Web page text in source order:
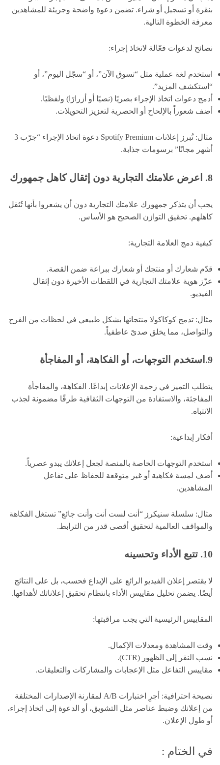
بنقرة أو تسجيل أو شراء. تضمن دعوة واضحة وجريئة للمشاهدين
معرفة الخطوة التالية.
نصائح لدعوات فعّالة لاتخاذ إجراء:
استخدم لغة عملية مثل “تسوق الآن”، أو “سجّل اليوم”، أو
“استكشف المزيد”.
أدمج دعوات اتخاذ الإجراء بصريًا (نصيًا أو أزرارًا) ولفظيًا.
أضف شعوراً بالإلحاح أو الحصرية لتعزيز التحويلات.
مثال: تُبرز إعلانات Spotify Premium دعوة اتخاذ الإجراء “جرّب 3
أشهر مجانًا” برسومات جذابة.
8. اعرض علامتك التجارية دون إثقال كاهل جمهورك
يجب أن يتذكر جمهورك علامتك التجارية دون أن يشعروا بأنها تُثقل
كاهلهم. تحقيق التوازن الصحيح هو الأساس.
كيفية دمج العلامة التجارية:
قدّم شعارك أو منتجك أو شعارك ببراعة ضمن القصة.
عزّز هوية علامتك التجارية في اللقطات الأخيرة دون إثقال
الفيديو.
مثال: تدمج كوكاكولا منتجاتها بشكل طبيعي في لحظات من الفرح
والتواصل، مما يخلق صدىً عاطفياً.
9.استخدم التوجهات، أو الفكاهة، أو المفاجأة
يتطلب التميز في زحمة الإعلانات إبداعًا. الفكاهة، والمفاجأة
المفاجئة، والاستفادة من التوجهات الثقافية طرقًا مضمونة لجذب
الانتباه.
أفكار إبداعية:
استخدم التوجهات الخاصة بالمنصة لجعل إعلانك يبدو عصرياً.
أضف لمسة فكاهية أو غير متوقعة للحفاظ على تفاعل
المشاهدين.
مثال: سلسلة سنيكرز “أنت لست أنت وأنت جائع” تستغل الفكاهة
والمواقف العالمية لتحقيق أقصى قدر من الترابط.
10. تتبع الأداء وتحسينه
لا يقتصر إعلان الفيديو الرائع على الإبداع فحسب، بل على النتائج
أيضًا. يضمن تحليل مقاييس الأداء بانتظام تحقيق إعلاناتك لأهدافها.
المقاييس الرئيسية التي يجب مراقبتها:
وقت المشاهدة ومعدلات الإكمال.
نسب النقر إلى الظهور (CTR).
مقاييس التفاعل مثل الإعجابات والمشاركات والتعليقات.
نصيحة احترافية: أجرِ اختبارات A/B لمقارنة الإصدارات المختلفة
من إعلانك وضبط عناصر مثل التشويق، أو الدعوة إلى اتخاذ إجراء،
أو طول الإعلان.
في الختام :